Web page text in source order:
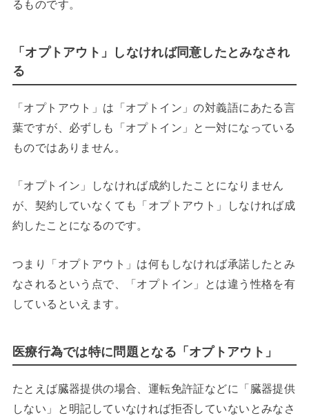
るものです。
「オプトアウト」しなければ同意したとみなされ
る
「オプトアウト」は「オプトイン」の対義語にあたる言
葉ですが、必ずしも「オプトイン」と一対になっている
ものではありません。
「オプトイン」しなければ成約したことになりません
が、契約していなくても「オプトアウト」しなければ成
約したことになるのです。
つまり「オプトアウト」は何もしなければ承諾したとみ
なされるという点で、「オプトイン」とは違う性格を有
しているといえます。
医療行為では特に問題となる「オプトアウト」
たとえば臓器提供の場合、運転免許証などに「臓器提供
しない」と明記していなければ拒否していないとみなさ